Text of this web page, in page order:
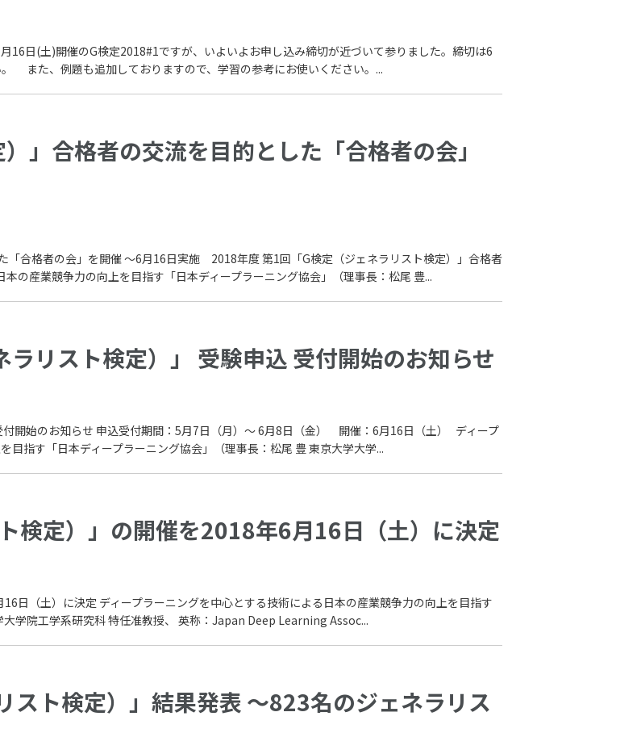
(土)開催のG検定2018#1ですが、いよいよお申し込み締切が近づいて参りました。締切は6
また、例題も追加しておりますので、学習の参考にお使いください。...
」合格者の交流を目的とした「合格者の会」
「合格者の会」を開催 〜6月16日実施 2018年度 第1回「G検定（ジェネラリスト検定）」合格者
の産業競争力の向上を目指す「日本ディープラーニング協会」（理事長：松尾 豊...
リスト検定）」 受験申込 受付開始のお知らせ
開始のお知らせ 申込受付期間：5月7日（月）～ 6月8日（金） 開催：6月16日（土） ディープ
指す「日本ディープラーニング協会」（理事長：松尾 豊 東京大学大学...
検定）」の開催を2018年6月16日（土）に決定
日（土）に決定 ディープラーニングを中心とする技術による日本の産業競争力の向上を目指す
大学院工学系研究科 特任准教授、 英称：Japan Deep Learning Assoc...
スト検定）」結果発表 ～823名のジェネラリス